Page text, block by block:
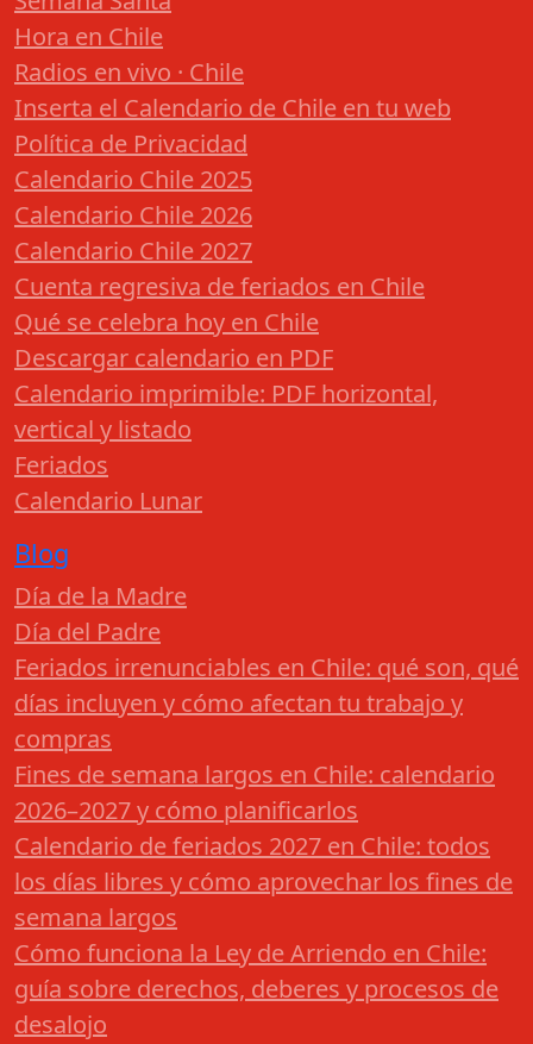
Hora en Chile
Radios en vivo · Chile
Inserta el Calendario de Chile en tu web
Política de Privacidad
Calendario Chile 2025
Calendario Chile 2026
Calendario Chile 2027
Cuenta regresiva de feriados en Chile
Qué se celebra hoy en Chile
Descargar calendario en PDF
Calendario imprimible: PDF horizontal,
vertical y listado
Feriados
Calendario Lunar
Blog
Día de la Madre
Día del Padre
Feriados irrenunciables en Chile: qué son, qué
días incluyen y cómo afectan tu trabajo y
compras
Fines de semana largos en Chile: calendario
2026–2027 y cómo planificarlos
Calendario de feriados 2027 en Chile: todos
los días libres y cómo aprovechar los fines de
semana largos
Cómo funciona la Ley de Arriendo en Chile:
guía sobre derechos, deberes y procesos de
desalojo